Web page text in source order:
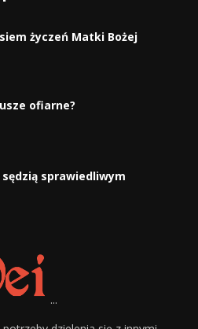
życzeń Matki Bożej
ofiarne?
sprawiedliwym
...